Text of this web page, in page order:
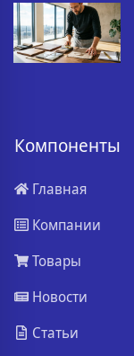
Компоненты
Главная
Компании
Товары
Новости
Статьи